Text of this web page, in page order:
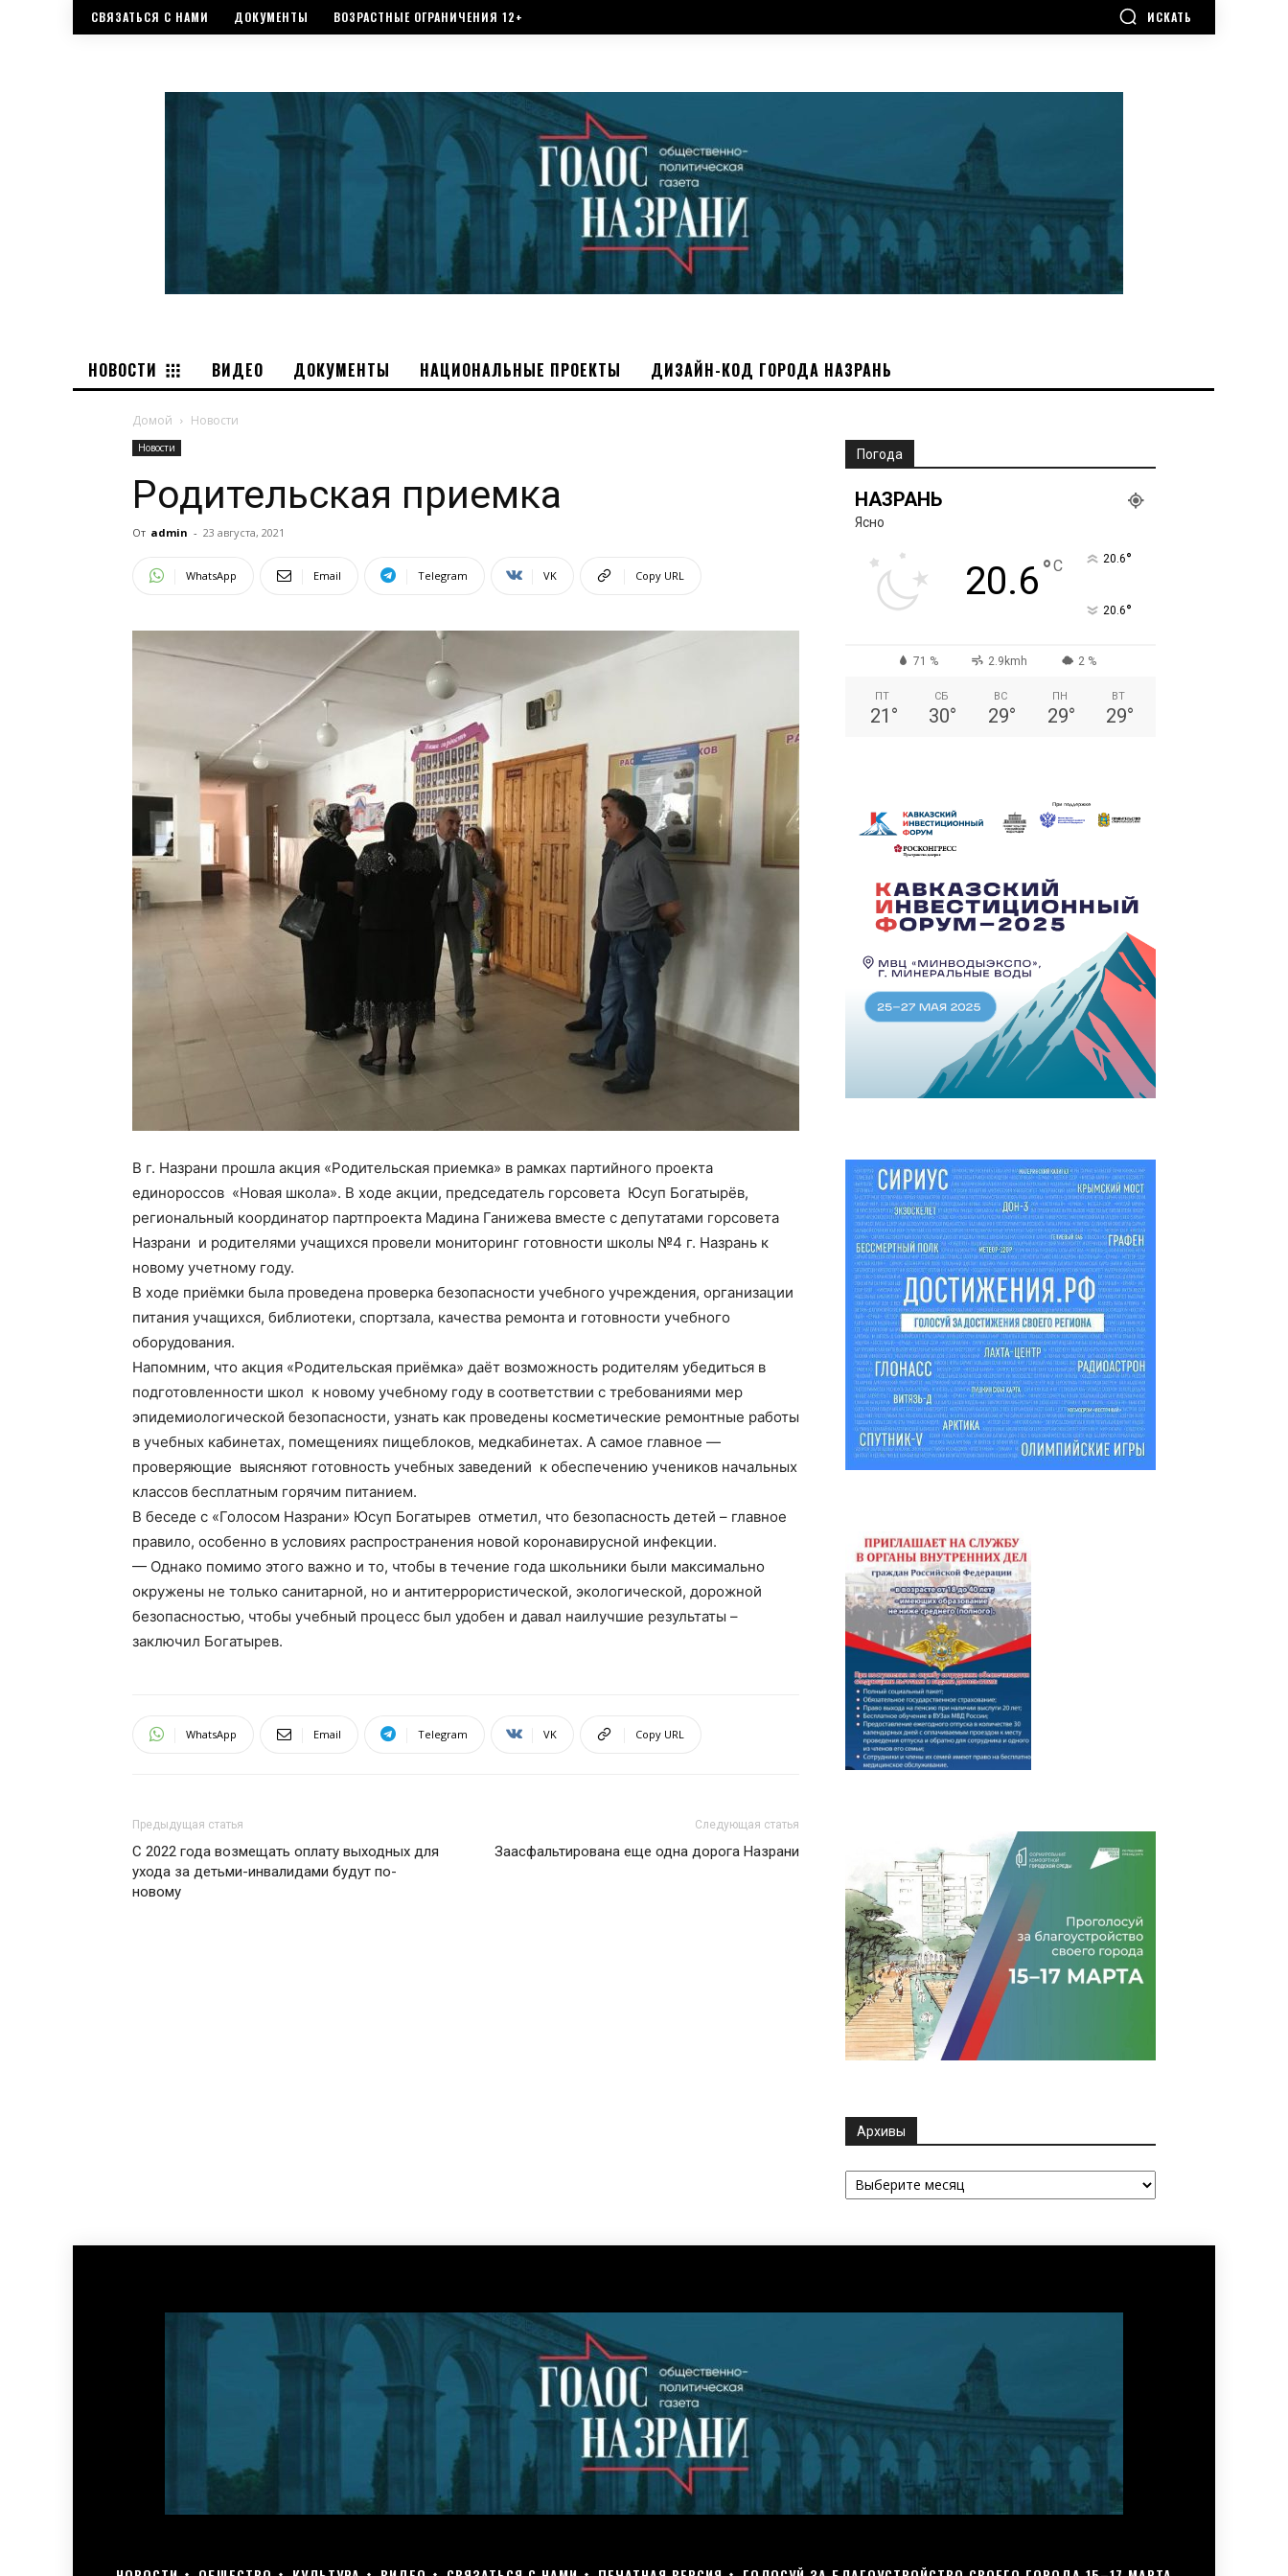
СВЯЗАТЬСЯ С НАМИ ДОКУМЕНТЫ ВОЗРАСТНЫЕ ОГРАНИЧЕНИЯ 12+ ИСКАТЬ
НОВОСТИ ВИДЕО ДОКУМЕНТЫ НАЦИОНАЛЬНЫЕ ПРОЕКТЫ ДИЗАЙН-КОД ГОРОДА НАЗРАНЬ
Домой Новости
Новости
Родительская приемка
От admin - 23 августа, 2021
WhatsApp Email Telegram VK Copy URL
В г. Назрани прошла акция «Родительская приемка» в рамках партийного проекта
единороссов «Новая школа». В ходе акции, председатель горсовета Юсуп Богатырёв,
региональный координатор партпроекта Мадина Ганижева вместе с депутатами горсовета
Назрани и родителями учащихся провели мониторинг готовности школы №4 г. Назрань к
новому учетному году.
В ходе приёмки была проведена проверка безопасности учебного учреждения, организации
питания учащихся, библиотеки, спортзала, качества ремонта и готовности учебного
оборудования.
Напомним, что акция «Родительская приёмка» даёт возможность родителям убедиться в
подготовленности школ к новому учебному году в соответствии с требованиями мер
эпидемиологической безопасности, узнать как проведены косметические ремонтные работы
в учебных кабинетах, помещениях пищеблоков, медкабинетах. А самое главное —
проверяющие выясняют готовность учебных заведений к обеспечению учеников начальных
классов бесплатным горячим питанием.
В беседе с «Голосом Назрани» Юсуп Богатырев отметил, что безопасность детей – главное
правило, особенно в условиях распространения новой коронавирусной инфекции.
— Однако помимо этого важно и то, чтобы в течение года школьники были максимально
окружены не только санитарной, но и антитеррористической, экологической, дорожной
безопасностью, чтобы учебный процесс был удобен и давал наилучшие результаты –
заключил Богатырев.
WhatsApp Email Telegram VK Copy URL
Предыдущая статья
С 2022 года возмещать оплату выходных для
ухода за детьми-инвалидами будут по-
новому
Следующая статья
Заасфальтирована еще одна дорога Назрани
Погода
НАЗРАНЬ
Ясно
20.6°C 20.6°
20.6°
71 % 2.9kmh 2 %
ПТ
21 °
СБ
30°
ВС
29°
ПН
29°
ВТ
29°
Архивы
Архивы